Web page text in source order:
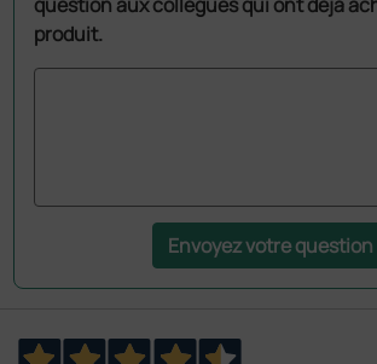
produit.
Envoyez votre question